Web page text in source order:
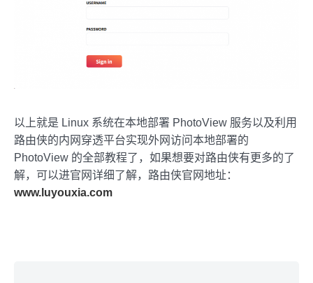
以上就是 Linux 系统在本地部署 PhotoView 服务以及利用
路由侠的内网穿透平台实现外网访问本地部署的
PhotoView 的全部教程了，如果想要对路由侠有更多的了
解，可以进官网详细了解，路由侠官网地址：
www.luyouxia.com